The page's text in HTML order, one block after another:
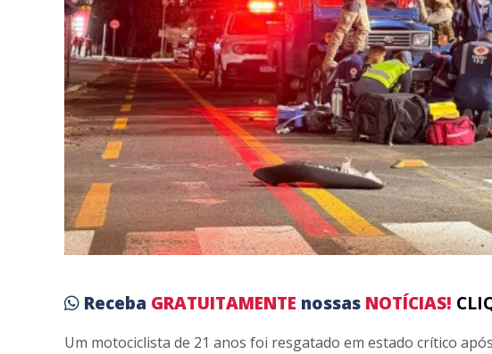
Receba GRATUITAMENTE nossas NOTÍCIAS!
Um motociclista de 21 anos foi resgatado em estado crítico